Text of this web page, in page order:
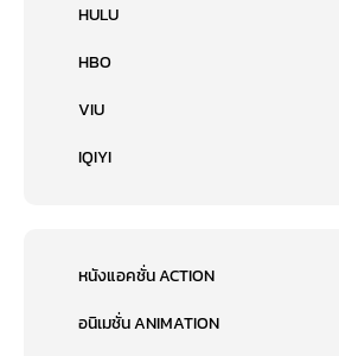
HULU
HBO
VIU
IQIYI
หนังแอคชั่น ACTION
อนิเมชั่น ANIMATION